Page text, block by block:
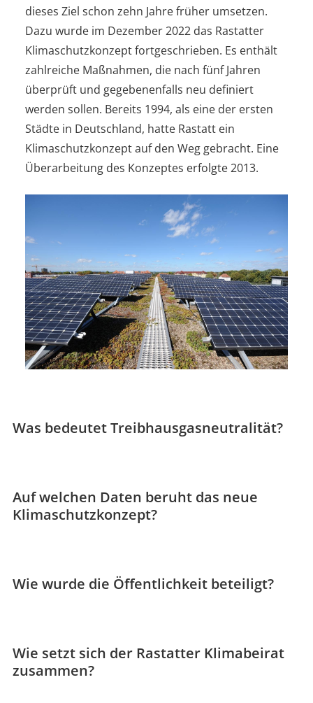
dieses Ziel schon zehn Jahre früher umsetzen.
Dazu wurde im Dezember 2022 das Rastatter
Klimaschutzkonzept fortgeschrieben. Es enthält
zahlreiche Maßnahmen, die nach fünf Jahren
überprüft und gegebenenfalls neu definiert
werden sollen. Bereits 1994, als eine der ersten
Städte in Deutschland, hatte Rastatt ein
Klimaschutzkonzept auf den Weg gebracht. Eine
Überarbeitung des Konzeptes erfolgte 2013.
Was bedeutet Treibhausgasneutralität?
Auf welchen Daten beruht das neue
Klimaschutzkonzept?
Wie wurde die Öffentlichkeit beteiligt?
Wie setzt sich der Rastatter Klimabeirat
zusammen?